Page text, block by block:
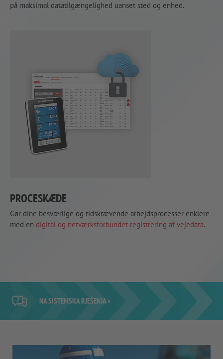
på maksimal datatilgængelighed uanset sted og enhed.
PROCESKÆDE
Gør dine besværlige og tidskrævende arbejdsprocesser enklere
med en digital og netværksforbundet registrering af vejedata.
NA SISTEMSKA RJEŠENJA »